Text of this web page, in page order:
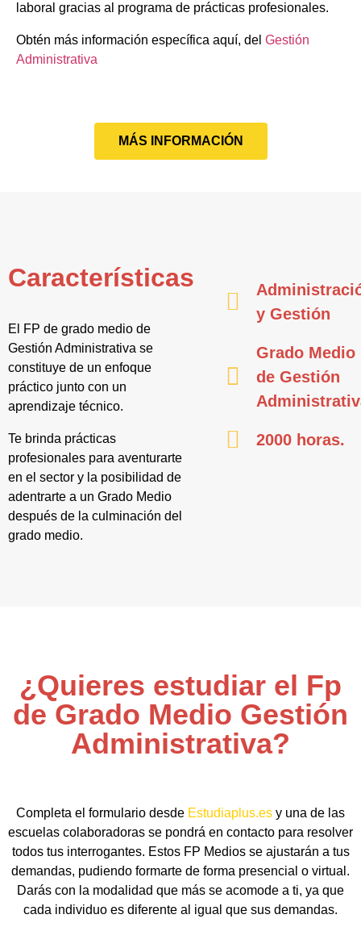
laboral gracias al programa de prácticas profesionales.
Obtén más información específica aquí, del Gestión
Administrativa
MÁS INFORMACIÓN
Características
El FP de grado medio de
Gestión Administrativa se
constituye de un enfoque
práctico junto con un
aprendizaje técnico.
Te brinda prácticas
profesionales para aventurarte
en el sector y la posibilidad de
adentrarte a un Grado Medio
después de la culminación del
grado medio.
y Gestión
Grado Medio
de Gestión
2000 horas.
¿Quieres estudiar el Fp
de Grado Medio Gestión
Administrativa?
Completa el formulario desde Estudiaplus.es y una de las
escuelas colaboradoras se pondrá en contacto para resolver
todos tus interrogantes. Estos FP Medios se ajustarán a tus
demandas, pudiendo formarte de forma presencial o virtual.
Darás con la modalidad que más se acomode a ti, ya que
cada individuo es diferente al igual que sus demandas.